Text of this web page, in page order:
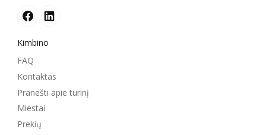
Kimbino
FAQ
Kontaktas
Pranešti apie turinį
Miestai
Prekių